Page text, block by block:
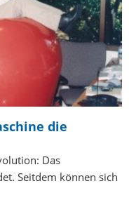
die
Das
Seitdem können sich